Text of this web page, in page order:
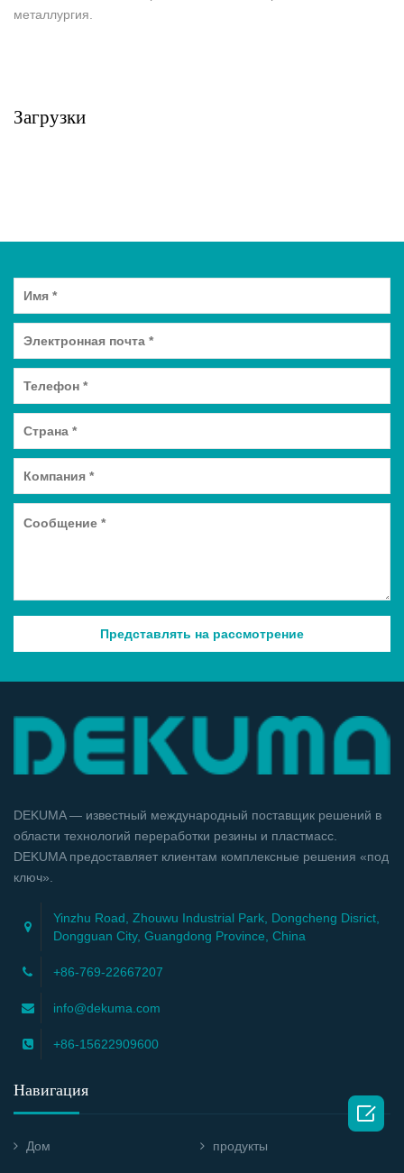
металлургия.
Загрузки
DEKUMA — известный международный поставщик решений в
области технологий переработки резины и пластмасс.
DEKUMA предоставляет клиентам комплексные решения «под
ключ».
Yinzhu Road, Zhouwu Industrial Park, Dongcheng Disrict,
Dongguan City, Guangdong Province, China
+86-769-22667207
info@dekuma.com
+86-15622909600
Навигация
Дом продукты
